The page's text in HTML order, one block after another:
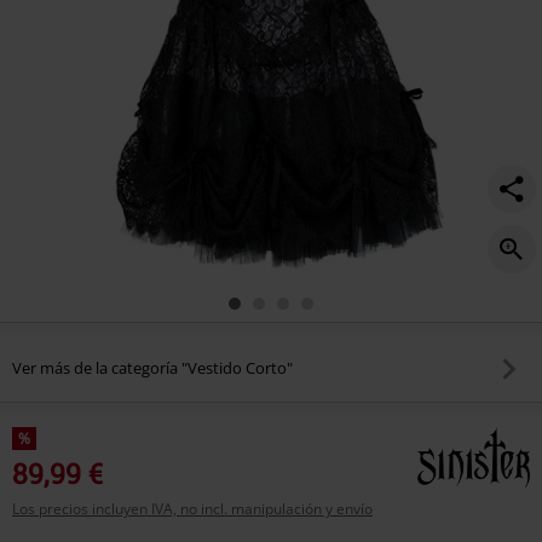
Ver más de la categoría "Vestido Corto"
%
89,99 €
Los precios incluyen IVA, no incl. manipulación y envío